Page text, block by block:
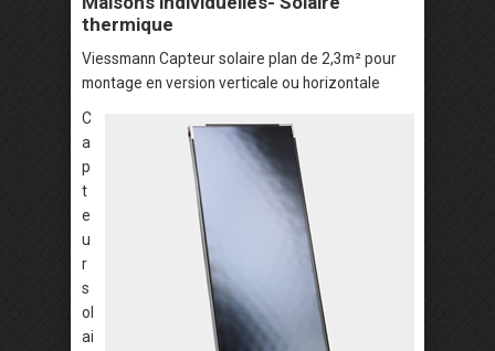
thermique
Viessmann Capteur solaire plan de 2,3m² pour
montage en version verticale ou horizontale
C
a
p
t
e
u
r
s
ol
ai